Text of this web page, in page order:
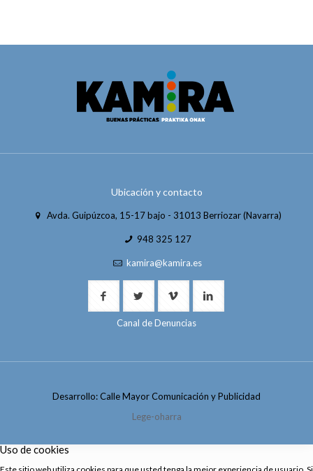
Ubicación y contacto
Avda. Guipúzcoa, 15-17 bajo - 31013 Berriozar (Navarra)
948 325 127
kamira@kamira.es
Canal de Denuncias
Desarrollo: Calle Mayor Comunicación y Publicidad
Lege-oharra
Uso de cookies